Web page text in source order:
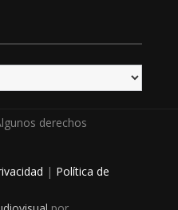
derechos
| Política de